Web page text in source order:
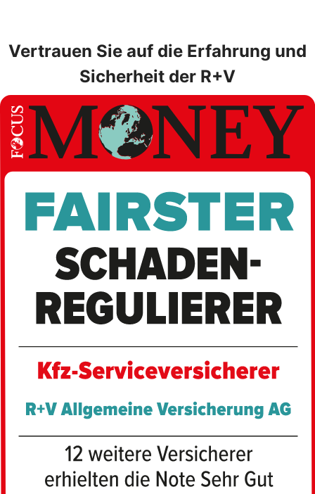
Vertrauen Sie auf die Erfahrung und
Sicherheit der R+V